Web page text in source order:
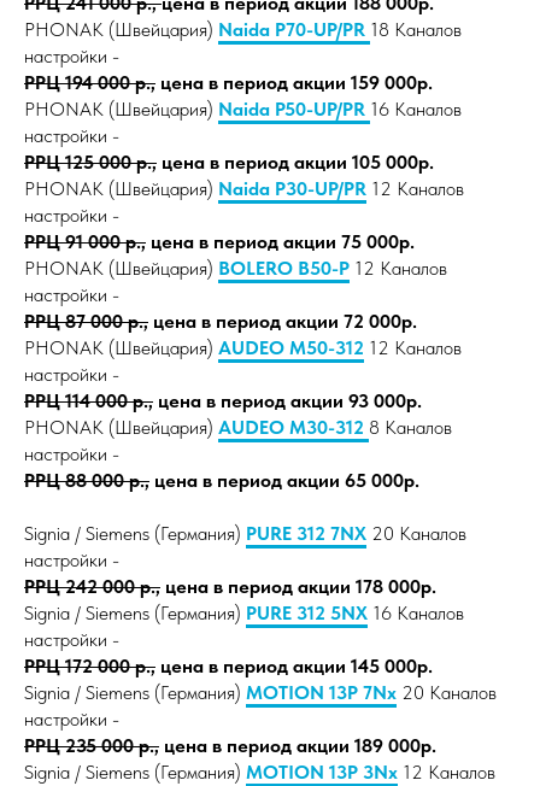
PHONAK (Швейцария) Naida P70-UP/PR 18 Каналов
настройки -
РРЦ 194 000 р., цена в период акции 159 000р.
PHONAK (Швейцария) Naida P50-UP/PR 16 Каналов
настройки -
РРЦ 125 000 р., цена в период акции 105 000р.
PHONAK (Швейцария) Naida P30-UP/PR 12 Каналов
настройки -
РРЦ 91 000 р., цена в период акции 75 000р.
PHONAK (Швейцария) BOLERO B50-P 12 Каналов
настройки -
РРЦ 87 000 р., цена в период акции 72 000р.
PHONAK (Швейцария) AUDEO M50-312 12 Каналов
настройки -
РРЦ 114 000 р., цена в период акции 93 000р.
PHONAK (Швейцария) AUDEO M30-312 8 Каналов
настройки -
РРЦ 88 000 р., цена в период акции 65 000р.
Signia / Siemens (Германия) PURE 312 7NX 20 Каналов
настройки -
РРЦ 242 000 р., цена в период акции 178 000р.
Signia / Siemens (Германия) PURE 312 5NX 16 Каналов
настройки -
РРЦ 172 000 р., цена в период акции 145 000р.
Signia / Siemens (Германия) MOTION 13P 7Nx 20 Каналов
настройки -
РРЦ 235 000 р., цена в период акции 189 000р.
Signia / Siemens (Германия) MOTION 13P 3Nx 12 Каналов